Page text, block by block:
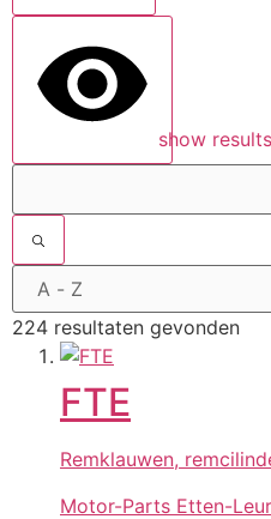
show results
224 resultaten gevonden
FTE
Remklauwen,
Motor-Parts Etten-Leur